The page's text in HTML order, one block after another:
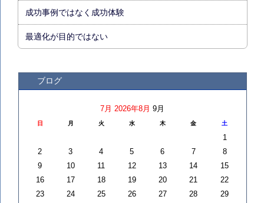
成功事例ではなく成功体験
最適化が目的ではない
ブログ
7月 2026年8月 9月
日 月 火 水 木 金 土
1
2
3 4 5 6 7
8
9
10 11 12 13 14
15
16
17 18 19 20 21
22
23
24 25 26 27 28
29